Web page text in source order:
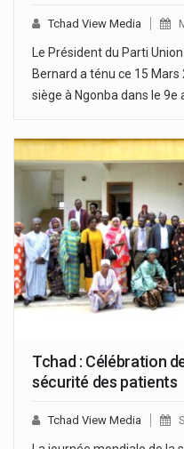
Tchad View Media
Le Président du Parti
Bernard a ténu ce 15
siège à Ngonba dans le 9e
Tchad : Célébration
sécurité des patients
Tchad View Media